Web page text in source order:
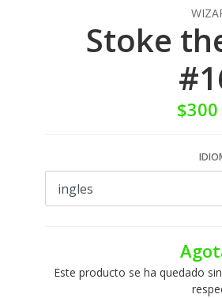
Stoke
$300
Este producto se ha quedado